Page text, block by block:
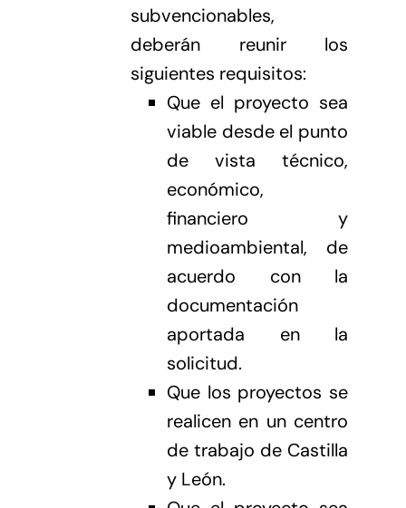
subvencionables,
deberán reunir los
siguientes requisitos:
Que el proyecto sea
viable desde el punto
de vista técnico,
económico,
financiero y
medioambiental, de
acuerdo con la
documentación
aportada en la
solicitud.
Que los proyectos se
realicen en un centro
de trabajo de Castilla
y León.